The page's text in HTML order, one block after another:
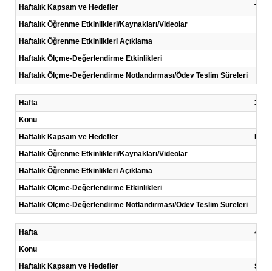
Haftalık Kapsam ve Hedefler
Haftalık Öğrenme Etkinlikleri/Kaynakları/Videolar
Haftalık Öğrenme Etkinlikleri Açıklama
Haftalık Ölçme-Değerlendirme Etkinlikleri
Haftalık Ölçme-Değerlendirme Notlandırması/Ödev Teslim Süreleri
Hafta
3
Konu
Haftalık Kapsam ve Hedefler
Haftalık Öğrenme Etkinlikleri/Kaynakları/Videolar
Haftalık Öğrenme Etkinlikleri Açıklama
Haftalık Ölçme-Değerlendirme Etkinlikleri
Haftalık Ölçme-Değerlendirme Notlandırması/Ödev Teslim Süreleri
Hafta
4
Konu
Haftalık Kapsam ve Hedefler
Su